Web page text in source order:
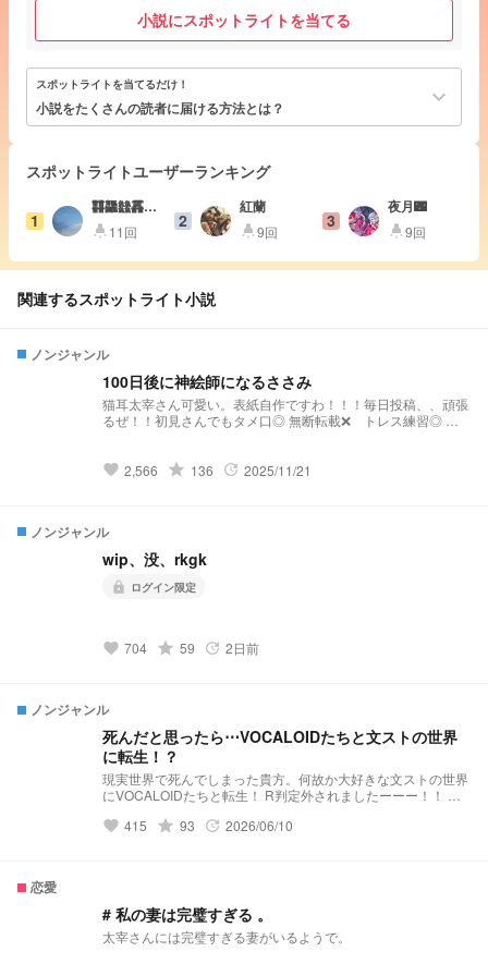
小説にスポットライトを当てる
スポットライトを当てるだけ！
小説をたくさんの読者に届ける方法とは？ keyboard_arrow_down
スポットライトユーザーランキング
1
䨻龘䲜靐䨺
齉
highlight 11回 2
紅蘭
highlight9回 3
夜月🌃
highlight9回
関連するスポットライト小説
ノンジャンル
100日後に神絵師になるささみ
猫耳太宰さん可愛い。表紙自作ですわ！！！毎日投稿、、頑張
るぜ！！初見さんでもタメ口◎ 無断転載❌ トレス練習◎ ト
いと思うけどね☆ 最低でも1日1枚描く！！ 文スト、ボーカロ
favorite 2,566 grade 136 update 2025/11/21
ノンジャンル
wip、没、rkgk
lock ログイン限定
favorite 704 grade 59 update 2日前
ノンジャンル
死んだと思ったら⋯VOCALOIDたちと文ストの世界
に転生！？
現実世界で死んでしまった貴方。何故か大好きな文ストの世界
にVOCALOIDたちと転生！ R判定外されましたーーー！！ 注
くて途中までしか話わからないのに書いてるのでなかなか進み
favorite 415 grade 93 update 2026/06/10
恋愛
# 私の妻は完璧すぎる 。
太宰さんには完璧すぎる妻がいるようで。